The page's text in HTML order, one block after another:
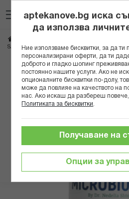
към
съдържанието
SAPPHIRE NUTRITION МИКРОБИОМ 11 КАПС.
Преминете
края
aptekanove.bg иска
да използва
Ние използваме бисквитки, за да ти
персонализирани оферти, да ти
доброто и гладко шопинг
постоянно нашите услуги. Ако не
опционалните бисквитки по-долу,
може да повлияе на качеството на
нас. Ако искаш да разбереш
Политиката за бисквитки
Опции за
Получаване на